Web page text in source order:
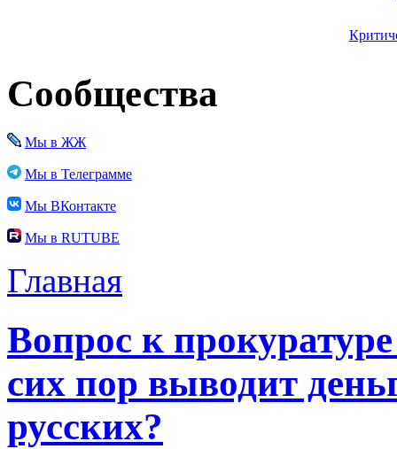
Сообщества
Мы в ЖЖ
Мы в Телеграмме
Мы ВКонтакте
Мы в RUTUBE
Главная
Вопрос к
сих пор выводит
русских?